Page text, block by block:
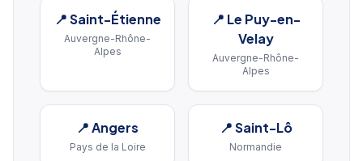
📍Saint-Étienne
Auvergne-Rhône-
Alpes
📍 Le Puy-en-
Velay
Auvergne-Rhône-
Alpes
📍Angers
Pays de la Loire
📍Saint-Lô
Normandie